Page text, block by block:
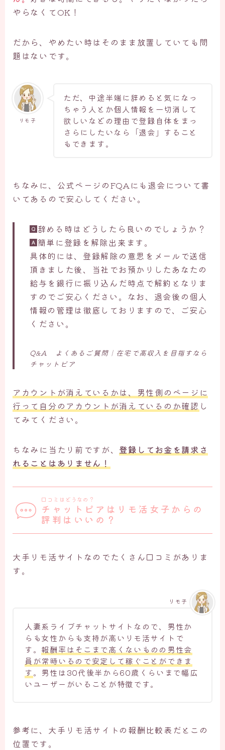
やらなくてOK！
だから、やめたい時はそのまま放置していても問
題はないです。
リモ子
ただ、中途半端に辞めると気になっ
ちゃう人とか個人情報を一切消して
欲しいなどの理由で登録自体をまっ
さらにしたいなら「退会」すること
もできます。
ちなみに、公式ページのFQAにも退会について書
いてあるので安心してください。
辞める時はどうしたら良いのでしょうか？
簡単に登録を解除出来ます。
具体的には、登録解除の意思をメールで送信
頂きました後、当社でお預かりしたあなたの
給与を銀行に振り込んだ時点で解約となりま
すのでご安心ください。なお、退会後の個人
情報の管理は徹底しておりますので、ご安心
ください。
Q&A よくあるご質問｜在宅で高収入を目指すなら
チャットピア
アカウントが消えているかは、男性側のページに
行って自分のアカウントが消えているのか確認 し
てみてください。
ちなみに当たり前ですが、 登録してお金を請求さ
れることはありません！
口コミはどうなの？
チャットピアはリモ活女子からの
評判はいいの？
大手リモ活サイトなのでたくさん口コミがありま
す。
人妻系ライブチャットサイトなので、男性か
らも女性からも支持が高いリモ活サイトで
す。 報酬率はそこまで高くないものの男性会
員が常時いるので安定して稼ぐことができま
す。男性は30代後半から60歳くらいまで幅広
いユーザーがいることが特徴です。
リモ子
参考に、大手リモ活サイトの報酬比較表だとこの
位置です。